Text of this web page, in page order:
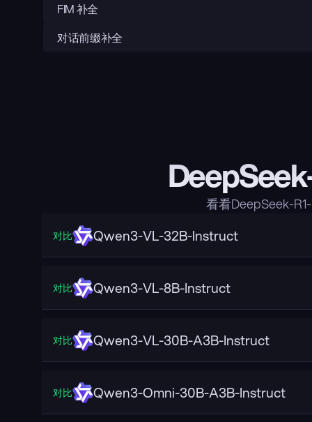
FIM 补全
对话前缀补全
看看DeepSeek-
对比 Qwen3-VL-32B-Instruct
对比 Qwen3-VL-8B-Instruct
对比 Qwen3-VL-30B-A3B-Instruct
对比 Qwen3-Omni-30B-A3B-Instruct